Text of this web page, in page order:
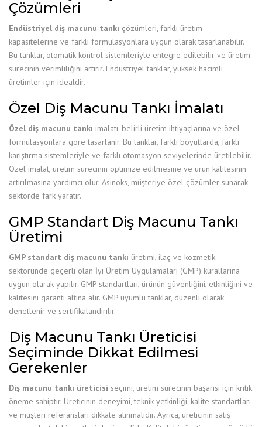
Çözümleri
Endüstriyel diş macunu tankı çözümleri, farklı üretim
kapasitelerine ve farklı formülasyonlara uygun olarak tasarlanabilir.
Bu tanklar, otomatik kontrol sistemleriyle entegre edilebilir ve üretim
sürecinin verimliliğini artırır. Endüstriyel tanklar, yüksek hacimli
üretimler için idealdir.
Özel Diş Macunu Tankı İmalatı
Özel diş macunu tankı imalatı, belirli üretim ihtiyaçlarına ve özel
formülasyonlara göre tasarlanır. Bu tanklar, farklı boyutlarda, farklı
karıştırma sistemleriyle ve farklı otomasyon seviyelerinde üretilebilir.
Özel imalat, üretim sürecinin optimize edilmesine ve ürün kalitesinin
artırılmasına yardımcı olur. Asinoks, müşteriye özel çözümler sunarak
sektörde fark yaratır.
GMP Standart Diş Macunu Tankı
Üretimi
GMP standart diş macunu tankı üretimi, ilaç ve kozmetik
sektöründe geçerli olan İyi Üretim Uygulamaları (GMP) kurallarına
uygun olarak yapılır. GMP standartları, ürünün güvenliğini, etkinliğini ve
kalitesini garanti altına alır. GMP uyumlu tanklar, düzenli olarak
denetlenir ve sertifikalandırılır.
Diş Macunu Tankı Üreticisi
Seçiminde Dikkat Edilmesi
Gerekenler
Diş macunu tankı üreticisi seçimi, üretim sürecinin başarısı için kritik
öneme sahiptir. Üreticinin deneyimi, teknik yetkinliği, kalite standartları
ve müşteri referansları dikkate alınmalıdır. Ayrıca, üreticinin satış